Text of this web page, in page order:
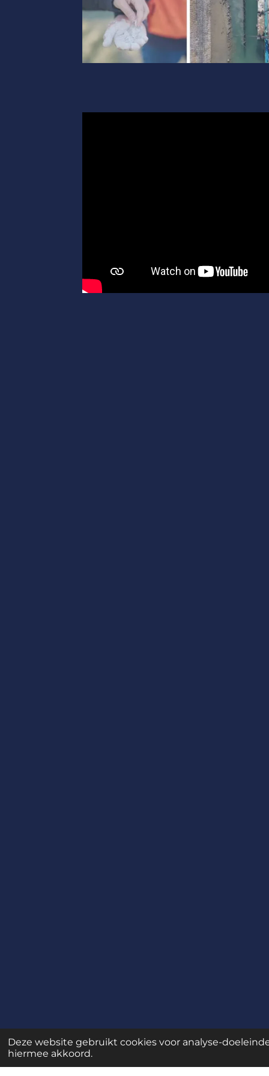
Deze website gebruikt cookies voor analyse-
hiermee akkoord.